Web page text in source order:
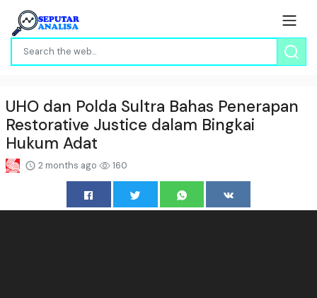
UHO dan Polda Sultra Bahas Penerapan
Restorative Justice dalam Bingkai
Hukum Adat
2 months ago 160